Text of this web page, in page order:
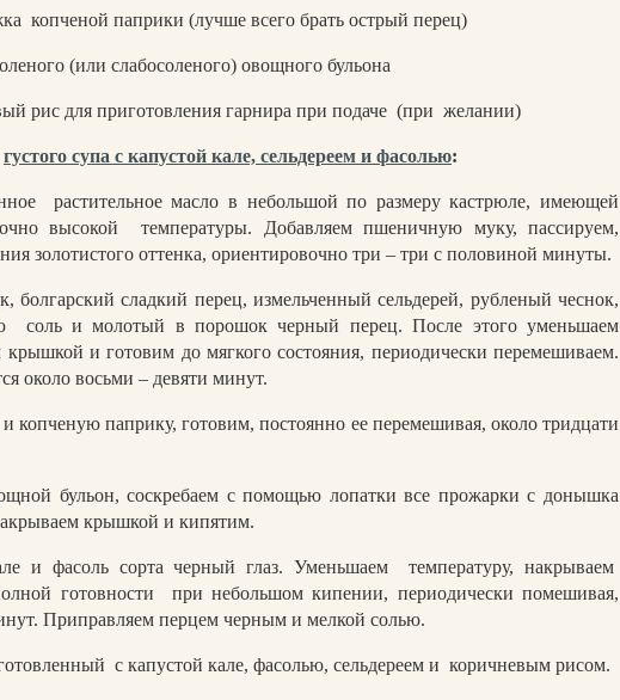
копченой паприки (лучше всего брать острый перец)
(или слабосоленого) овощного бульона
рис для приготовления гарнира при подаче (при желании)
густого супа с капустой кале, сельдереем и фасолью:
растительное масло в небольшой по размеру кастрюле, имеющей
высокой
температуры. Добавляем пшеничную муку, пассируем,
золотистого оттенка, ориентировочно три – три с половиной минуты.
болгарский сладкий перец, измельченный сельдерей, рубленый чеснок,
соль и молотый в порошок черный перец. После этого уменьшаем
крышкой и готовим до мягкого состояния, периодически перемешиваем.
около восьми – девяти минут.
копченую паприку, готовим, постоянно ее перемешивая, около тридцати
бульон, соскребаем с помощью лопатки все прожарки с донышка
крышкой и кипятим.
и фасоль сорта черный глаз. Уменьшаем
температуру, накрываем
готовности
при небольшом кипении, периодически помешивая,
Приправляем перцем черным и мелкой солью.
с капустой кале, фасолью, сельдереем и коричневым рисом.